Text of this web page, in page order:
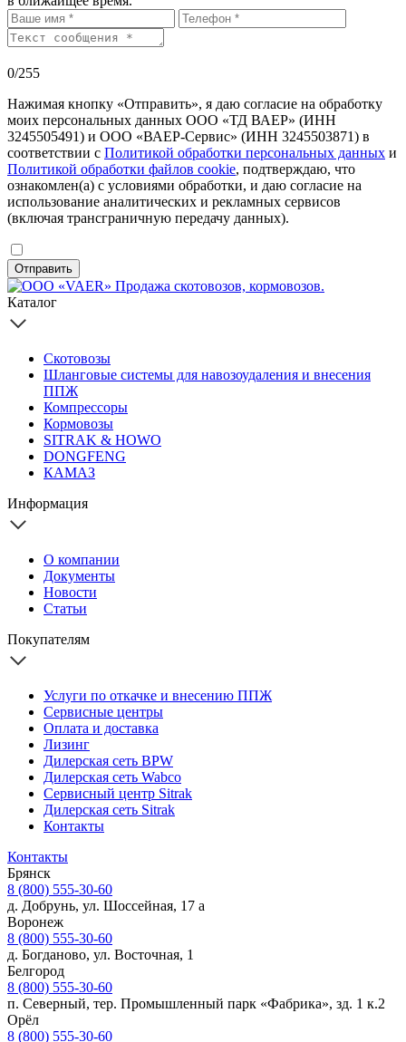
0/255
Нажимая кнопку «Отправить», я даю согласие на обработку
моих персональных данных ООО «ТД ВАЕР» (ИНН
3245505491) и ООО «ВАЕР-Сервис» (ИНН 3245503871) в
соответствии с Политикой обработки персональных данных и
Политикой обработки файлов cookie, подтверждаю, что
ознакомлен(а) с условиями обработки, и даю согласие на
использование аналитических и рекламных сервисов
(включая трансграничную передачу данных).
Отправить
Каталог
Скотовозы
Шланговые системы для навозоудаления и внесения
ППЖ
Компрессоры
Кормовозы
SITRAK & HOWO
DONGFENG
КАМАЗ
Информация
О компании
Документы
Новости
Статьи
Покупателям
Услуги по откачке и внесению ППЖ
Сервисные центры
Оплата и доставка
Лизинг
Дилерская сеть BPW
Дилерская сеть Wabco
Сервисный центр Sitrak
Дилерская сеть Sitrak
Контакты
Контакты
Брянск
8 (800) 555-30-60
д. Добрунь, ул. Шоссейная, 17 а
Воронеж
8 (800) 555-30-60
д. Богданово, ул. Восточная, 1
Белгород
8 (800) 555-30-60
п. Северный, тер. Промышленный парк «Фабрика», зд. 1 к.2
Орёл
8 (800) 555-30-60